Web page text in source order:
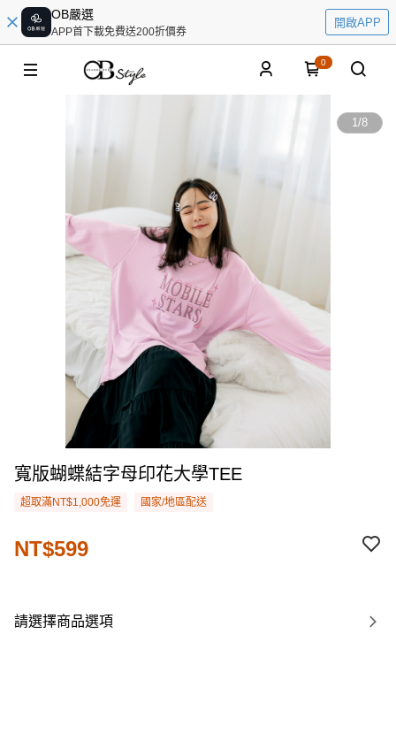
OB嚴選
APP首下載免費送200折價券
開啟APP
0
1/8
寬版蝴蝶結字母印花大學TEE
超取滿NT$1,000免運 國家/地區配送
NT$599
請選擇商品選項